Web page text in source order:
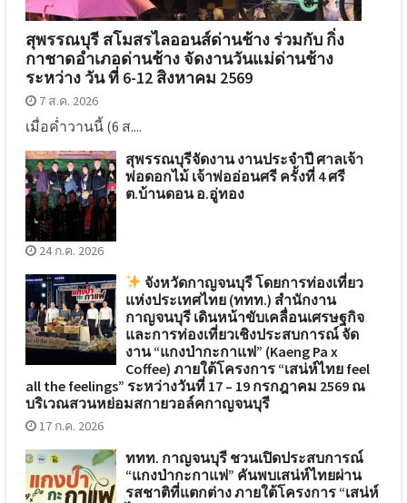
สุพรรณบุรี สโมสรไลออนส์ด่านช้าง ร่วมกับ กิ่ง
กาชาดอำเภอด่านช้าง จัดงานวันแม่ด่านช้าง
ระหว่าง วัน ที่ 6-12 สิงหาคม 2569
7 ส.ค. 2026
เมื่อค่ำวานนี้ (6 ส....
สุพรรณบุรีจัดงาน งานประจำปี ศาลเจ้า
พ่อดอกไม้ เจ้าพ่ออ่อนศรี ครั้งที่ 4 ศรี
ต.บ้านดอน อ.อู่ทอง
24 ก.ค. 2026
จังหวัดกาญจนบุรี โดยการท่องเที่ยว
แห่งประเทศไทย (ททท.) สำนักงาน
กาญจนบุรี เดินหน้าขับเคลื่อนเศรษฐกิจ
และการท่องเที่ยวเชิงประสบการณ์ จัด
งาน “แกงป่ากะกาแฟ” (Kaeng Pa x
Coffee) ภายใต้โครงการ “เสน่ห์ไทย feel
all the feelings” ระหว่างวันที่ 17 – 19 กรกฎาคม 2569 ณ
บริเวณสวนหย่อมสกายวอล์คกาญจนบุรี
17 ก.ค. 2026
ททท. กาญจนบุรี ชวนเปิดประสบการณ์
“แกงป่ากะกาแฟ” คันพบเสน่ห์ไทยผ่าน
รสชาติที่แตกต่าง ภายใต้โครงการ “เสน่ห์